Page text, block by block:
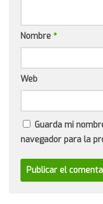
Nombre *
Web
Guarda mi
navegador para la